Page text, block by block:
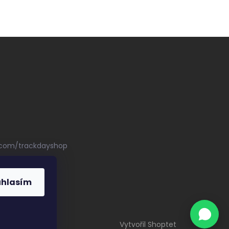
trackdayshop
Vytvořil Shoptet